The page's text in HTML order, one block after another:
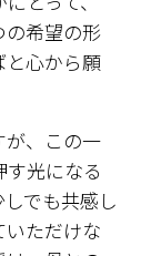
の希望の形
と心から願
が、この一
光になる
でも共感し
ただけな